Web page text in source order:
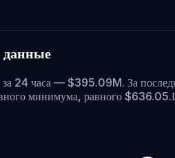
24 часа — $395.09M. За
минимума, равного $636.05.